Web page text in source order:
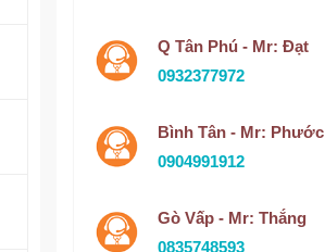
Q Tân Phú - Mr: Đạt
0932377972
Bình Tân - Mr: Phước
0904991912
Gò Vấp - Mr: Thắng
0835748593